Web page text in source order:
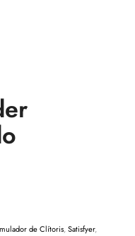
de Clítoris,Satisfyer,